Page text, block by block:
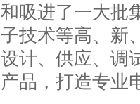
和吸进了一大批
子技术等高、新
设计、供应、调
产品，打造专业